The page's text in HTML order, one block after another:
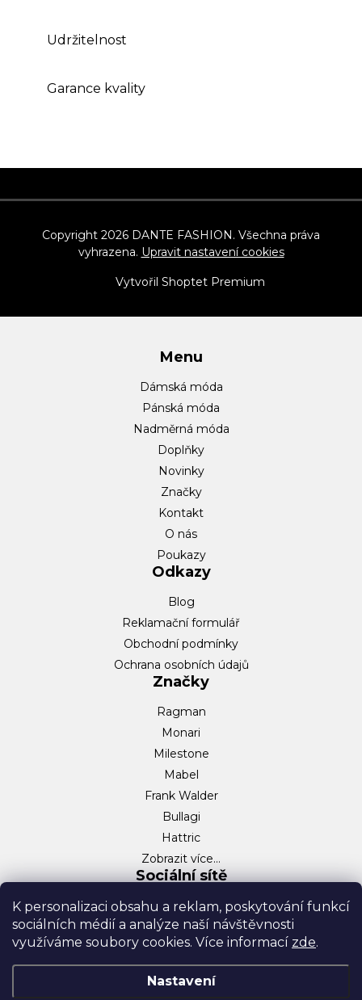
K personalizaci obsahu a reklam, poskytování funkcí
sociálních médií a analýze naší návštěvnosti
využíváme soubory cookies. Více informací zde.
Nastavení
Udržitelnost
Garance kvality
á
í
Vytvořil Shoptet Premium
Copyright 2026 DANTE FASHION. Všechna práva
vyhrazena. Upravit nastavení cookies
Menu
Dámská móda
Pánská móda
Nadměrná móda
Doplňky
Novinky
Značky
Kontakt
O nás
Poukazy
Odkazy
Blog
Reklamační formulář
Obchodní podmínky
Ochrana osobních údajů
Značky
Ragman
Monari
Milestone
Mabel
Frank Walder
Bullagi
Hattric
Zobrazit více…
Sociální sítě
Facebook
Instagram
TikTok